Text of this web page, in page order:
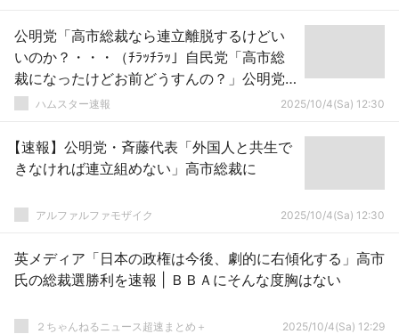
公明党「高市総裁なら連立離脱するけどい
いのか？・・・（ﾁﾗｯﾁﾗｯ」自民党「高市総
裁になったけどお前どうすんの？」公明党
「・・・」
ハムスター速報 2025/10/4(Sa) 12:30
【速報】公明党・斉藤代表「外国人と共生で
きなければ連立組めない」高市総裁に
アルファルファモザイク 2025/10/4(Sa) 12:30
英メディア「日本の政権は今後、劇的に右傾化する」高市
氏の総裁選勝利を速報 | ＢＢＡにそんな度胸はない
２ちゃんねるニュース超速まとめ＋ 2025/10/4(Sa) 12:29